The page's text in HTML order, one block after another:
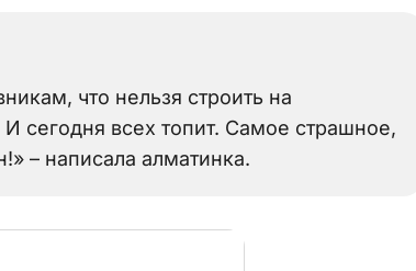
что нельзя строить на
сегодня всех топит. Самое страшное,
– написала алматинка.